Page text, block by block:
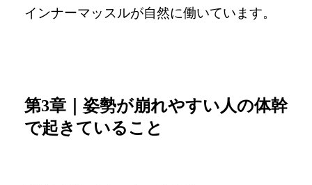
インナーマッスルが自然に働いています。
第3章｜姿勢が崩れやすい人の体幹
で起きていること